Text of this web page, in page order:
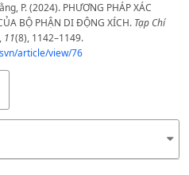
P. (2024). PHƯƠNG PHÁP XÁC
BỘ PHẬN DI ĐỘNG XÍCH. Tạp Chí
, 11(8), 1142–1149.
article/view/76